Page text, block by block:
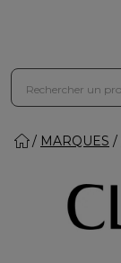
MARQUES